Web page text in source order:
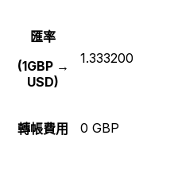
匯率
(1GBP →
USD)
1.333200
轉帳費用 0 GBP